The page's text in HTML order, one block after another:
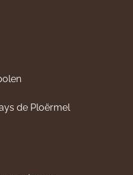
de Ploërmel